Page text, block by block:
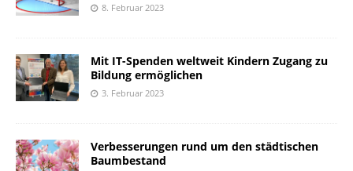
8. Februar 2023
Mit IT-Spenden weltweit Kindern Zugang zu
Bildung ermöglichen
3. Februar 2023
Verbesserungen rund um den städtischen
Baumbestand